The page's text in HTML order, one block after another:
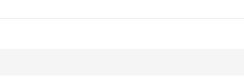
commenti inerenti propaganda politica, di partito o di